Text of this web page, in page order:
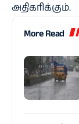
அதிகரிக்கும்.
More Read